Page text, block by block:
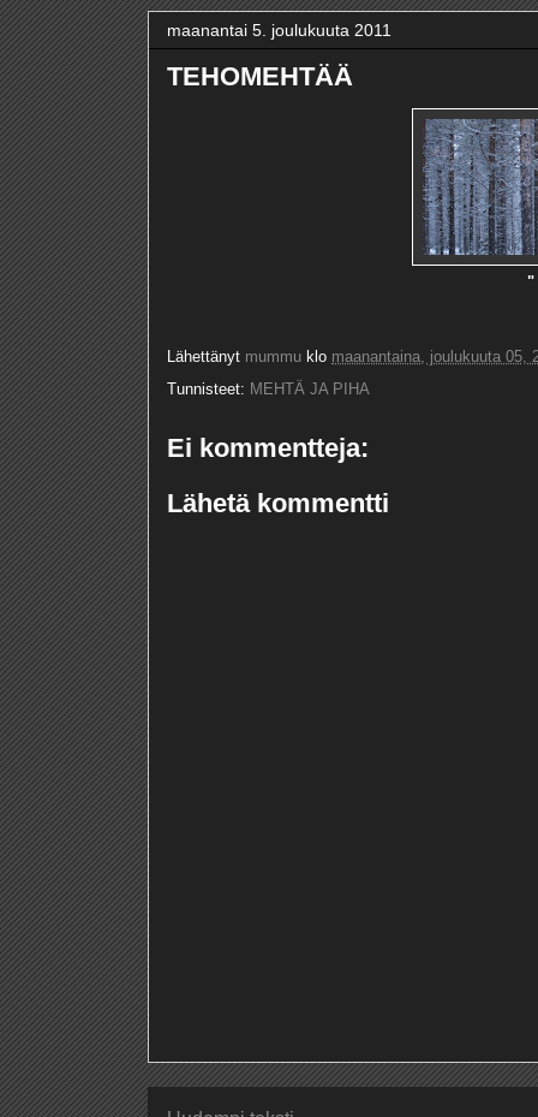
maanantai 5. joulukuuta 2011
TEHOMEHTÄÄ
"
Lähettänyt mummu klo maanantaina, joulukuuta 05,
Tunnisteet: MEHTÄ JA PIHA
Ei kommentteja:
Lähetä kommentti